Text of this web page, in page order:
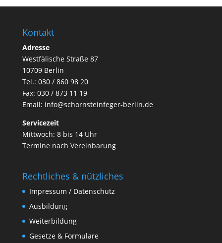
Kontakt
Adresse
Westfälische Straße 87
10709 Berlin
Tel.: 030 / 860 98 20
Fax: 030 / 873 11 19
Email: info@schornsteinfeger-berlin.de
Servicezeit
Mittwoch: 8 bis 14 Uhr
Termine nach Vereinbarung
Rechtliches & nützliches
Impressum / Datenschutz
Ausbildung
Weiterbildung
Gesetze & Formulare